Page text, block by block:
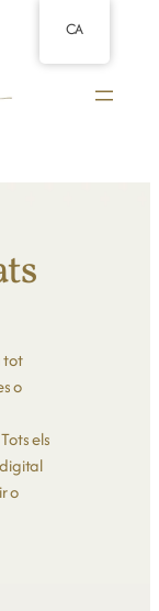
tot
o
els
o
CA